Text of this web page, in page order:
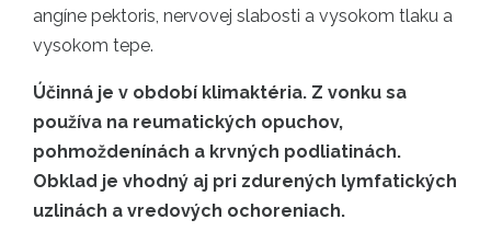
angíne pektoris, nervovej slabosti a vysokom tlaku a
vysokom tepe.
Účinná je v období klimaktéria. Z vonku sa
používa na reumatických opuchov,
pohmoždenínách a krvných podliatinách.
Obklad je vhodný aj pri zdurených lymfatických
uzlinách a vredových ochoreniach.